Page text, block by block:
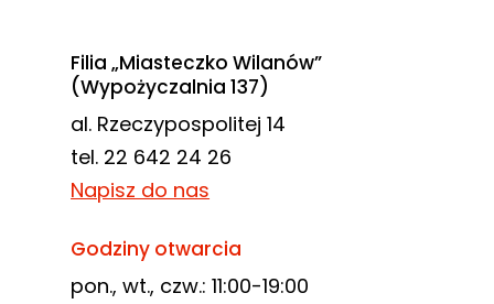
Filia „Miasteczko Wilanów”
(Wypożyczalnia 137)
al. Rzeczypospolitej 14
tel. 22 642 24 26
Napisz do nas
Godziny otwarcia
pon., wt., czw.: 11:00-19:00